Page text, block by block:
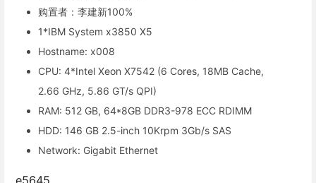
购置者：李建新100%
1*IBM System x3850 X5
Hostname: x008
CPU: 4*Intel Xeon X7542 (6 Cores, 18MB Cache,
2.66 GHz, 5.86 GT/s QPI)
RAM: 512 GB, 64*8GB DDR3-978 ECC RDIMM
HDD: 146 GB 2.5-inch 10Krpm 3Gb/s SAS
Network: Gigabit Ethernet